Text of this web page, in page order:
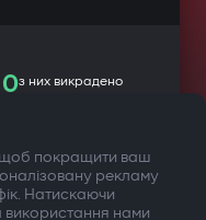
0з них викрадено
покращити ваш
рекламу
Натискаючи
використання нами